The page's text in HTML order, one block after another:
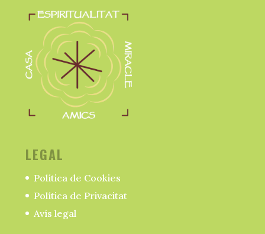
LEGAL
Política de Cookies
Política de Privacitat
Avís legal